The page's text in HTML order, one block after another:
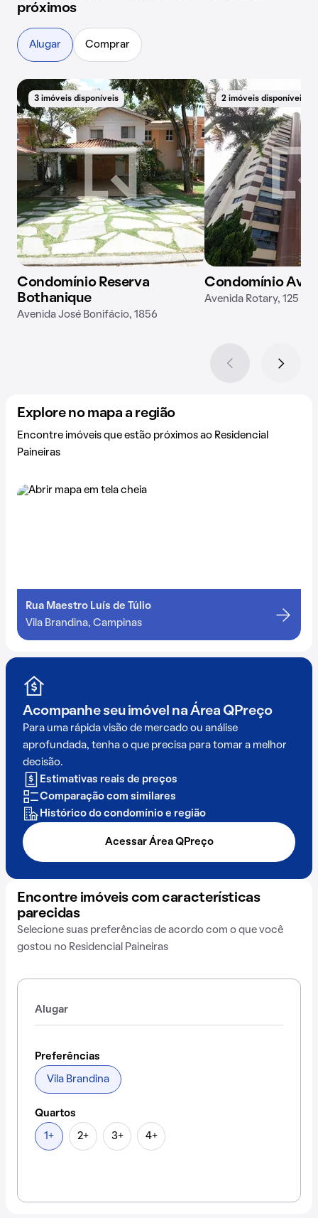
próximos
Alugar Comprar
3 imóveis disponíveis
Condomínio Reserva
Bothanique
Avenida José Bonifácio, 1856
2 imóveis disponíveis
Condomínio
Avenida Rotary, 125
Explore no mapa a região
Encontre imóveis que estão próximos ao Residencial
Paineiras
Rua Maestro Luís de Túlio
Vila Brandina, Campinas
Acompanhe seu imóvel na Área QPreço
Para uma rápida visão de mercado ou análise
aprofundada, tenha o que precisa para tomar a melhor
decisão.
Estimativas reais de preços
Comparação com similares
Histórico do condomínio e região
Acessar Área QPreço
Encontre imóveis com características
parecidas
Selecione suas preferências de acordo com o que você
gostou no Residencial Paineiras
Alugar
Preferências
Vila Brandina
Quartos
1+ 2+ 3+ 4+